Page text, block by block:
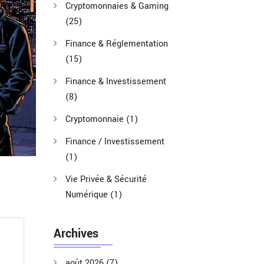
Cryptomonnaies & Gaming
(25)
Finance & Réglementation
(15)
Finance & Investissement
(8)
Cryptomonnaie (1)
Finance / Investissement
(1)
Vie Privée & Sécurité
Numérique (1)
Archives